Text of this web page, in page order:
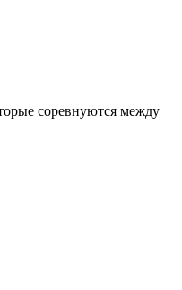
соревнуются между